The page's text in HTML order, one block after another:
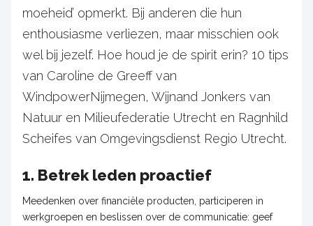
moeheid’ opmerkt. Bij anderen die hun
enthousiasme verliezen, maar misschien ook
wel bij jezelf. Hoe houd je de spirit erin? 10 tips
van Caroline de Greeff van
WindpowerNijmegen, Wijnand Jonkers van
Natuur en Milieufederatie Utrecht en Ragnhild
Scheifes van Omgevingsdienst Regio Utrecht.
1. Betrek leden proactief
Meedenken over financiële producten, participeren in
werkgroepen en beslissen over de communicatie: geef